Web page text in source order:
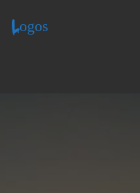
Logos